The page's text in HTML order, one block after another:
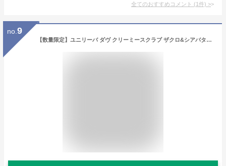
全てのおすすめコメント (1件) >
no. 9
【数量限定】ユニリーバ ダヴ クリーミースクラブ ザクロ&シアバター 298g 本体（4902111771175）※パッケージ変更の場合あり